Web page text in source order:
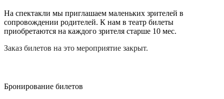
На спектакли мы приглашаем маленьких зрителей в
сопровождении родителей. К нам в театр билеты
приобретаются на каждого зрителя старше 10 мес.
Заказ билетов на это мероприятие закрыт.
Бронирование билетов